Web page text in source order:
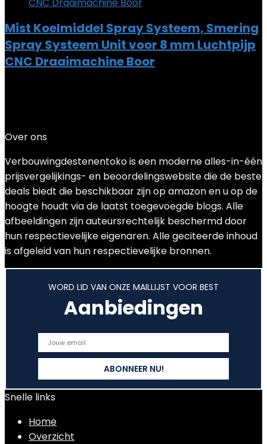
Mist Koelmiddel Spray Systeem, Smering
Spray Systeem Unit voor 8 mm Luchtpijp
CNC Draaimachine Boor
Over ons
Verbouwingdestenentoko is een moderne alles-in-één
prijsvergelijkings- en beoordelingswebsite die de beste
deals biedt die beschikbaar zijn op amazon en u op de
hoogte houdt via de laatst toegevoegde blogs. Alle
afbeeldingen zijn auteursrechtelijk beschermd door
hun respectievelijke eigenaren. Alle geciteerde inhoud
is afgeleid van hun respectievelijke bronnen.
WORD LID VAN ONZE MAILLIJST VOOR BEST
Aanbiedingen
Snelle links
Home
Overzicht